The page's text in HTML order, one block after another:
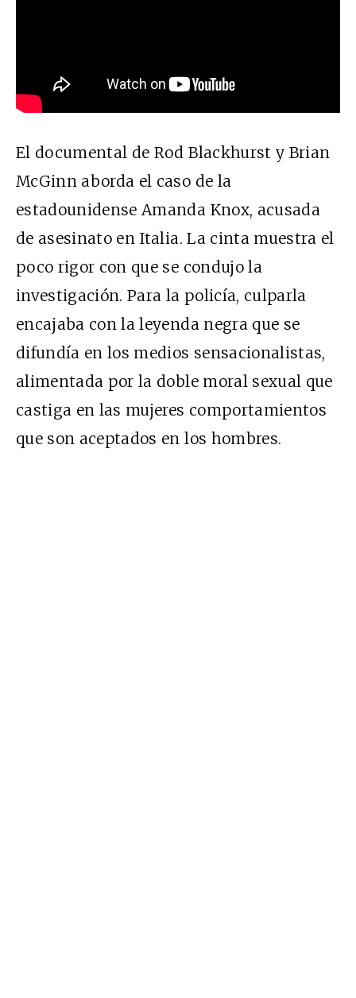
El documental de Rod Blackhurst y Brian
McGinn aborda el caso de la
estadounidense Amanda Knox, acusada
de asesinato en Italia. La cinta muestra el
poco rigor con que se condujo la
investigación. Para la policía, culparla
encajaba con la leyenda negra que se
difundía en los medios sensacionalistas,
alimentada por la doble moral sexual que
castiga en las mujeres comportamientos
que son aceptados en los hombres.